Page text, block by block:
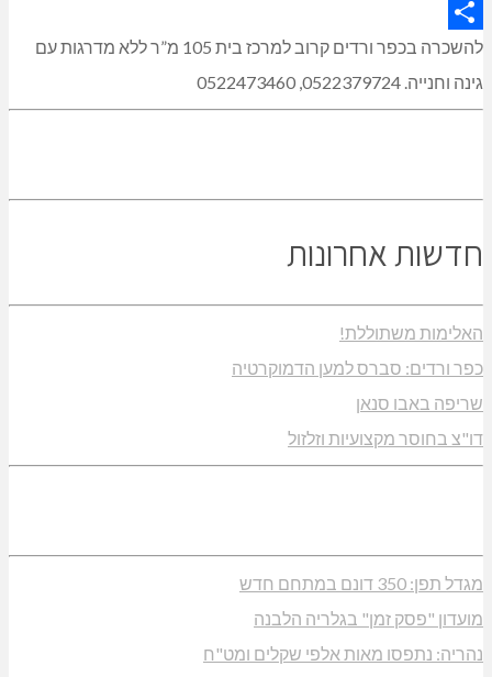
Copy
Link
Share
להשכרה בכפר ורדים קרוב למרכז בית 105 מ”ר ללא מדרגות עם
גינה וחנייה. 0522379724, 0522473460
חדשות אחרונות
האלימות משתוללת!
כפר ורדים: סברס למען הדמוקרטיה
שריפה באבו סנאן
דו"צ בחוסר מקצועיות וזלזול
מגדל תפן: 350 דונם במתחם חדש
מועדון "פסק זמן" בגלריה הלבנה
נהריה: נתפסו מאות אלפי שקלים ומט"ח